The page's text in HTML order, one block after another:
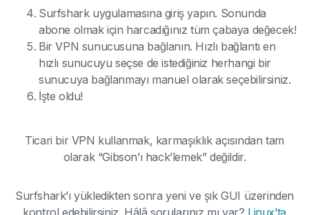
Surfshark uygulamasına giriş yapın. Sonunda
abone olmak için harcadığınız tüm çabaya değecek!
Bir VPN sunucusuna bağlanın. Hızlı bağlantı en
hızlı sunucuyu seçse de istediğiniz herhangi bir
sunucuya bağlanmayı manuel olarak seçebilirsiniz.
İşte oldu!
Ticari bir VPN kullanmak, karmaşıklık açısından tam
olarak “Gibson’ı hack’lemek” değildir.
Surfshark’ı yükledikten sonra yeni ve şık GUI üzerinden
kontrol edebilirsiniz. Hâlâ sorularınız mı var? Linux’ta